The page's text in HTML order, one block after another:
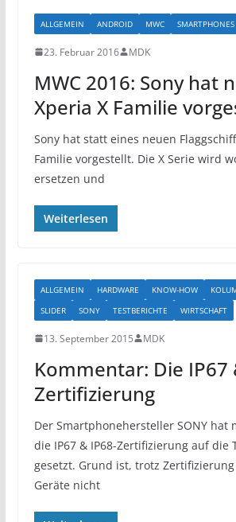
ALLGEMEIN ANDROID MWC SMARTPHONES
23. Februar 2016 MDK
MWC 2016: Sony hat
Xperia X Familie
Sony hat statt eines neuen
Familie vorgestellt. Die X Serie wird
ersetzen und
Weiterlesen
ALLGEMEIN HARDWARE KNOW-HOW
SLIDER
SONY TESTBERICHTE WIRTSCHAFT
13. September 2015 MDK
Kommentar: Die IP67
Zertifizierung
Der Smartphonehersteller SONY hat
die IP67 & IP68-Zertifizierung auf die
gesetzt. Grund ist, trotz Zertifizierung
Geräte nicht